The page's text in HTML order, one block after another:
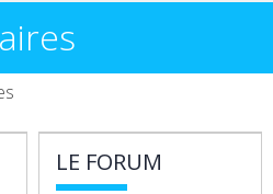
LE FORUM